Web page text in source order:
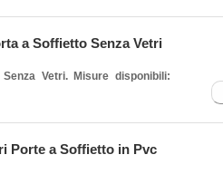
a Soffietto Senza Vetri
Vetri. Misure disponibili:
Porte a Soffietto in Pvc